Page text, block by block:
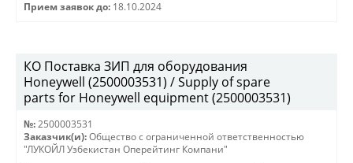
Прием заявок до: 18.10.2024
КО Поставка ЗИП для оборудования
Honeywell (2500003531) / Supply of spare
parts for Honeywell equipment (2500003531)
№: 2500003531
Заказчик(и): Общество с ограниченной ответственностью
"ЛУКОЙЛ Узбекистан Оперейтинг Компани"